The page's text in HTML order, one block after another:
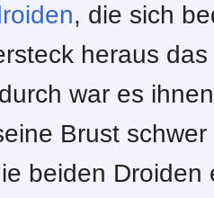
, die sich
heraus
war es
Brust
beiden